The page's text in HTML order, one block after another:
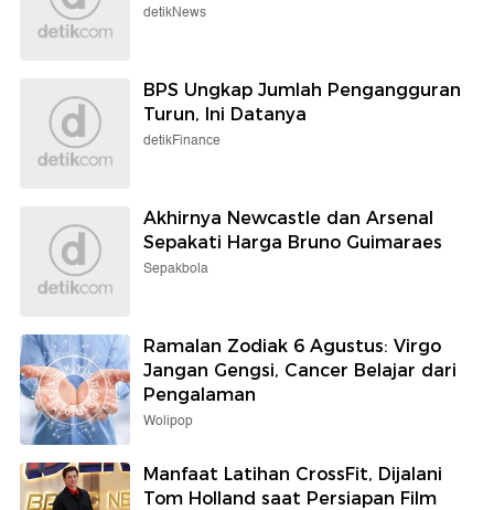
detikNews
BPS Ungkap Jumlah Pengangguran
Turun, Ini Datanya
detikFinance
Akhirnya Newcastle dan Arsenal
Sepakati Harga Bruno Guimaraes
Sepakbola
Ramalan Zodiak 6 Agustus: Virgo
Jangan Gengsi, Cancer Belajar dari
Pengalaman
Wolipop
Manfaat Latihan CrossFit, Dijalani
Tom Holland saat Persiapan Film